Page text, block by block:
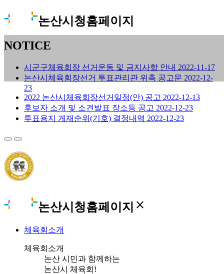
논산시청홈페이지
NOTICE
시군구체육회장 선거운동 및 금지사항 안내 2022-11-17
논산시체육회장선거 투표관리관 위촉 공고문 2022-12-
23
2022 논산시체육회장선거일정(안) 공고 2022-12-13
후보자 소개 및 소견발표 장소등 공고 2022-12-23
투표용지 게재순위(기호) 결정내역 2022-12-23
논산시청홈페이지 close
체육회소개
체육회소개
논산 시민과 함께하는
논산시 체육회!